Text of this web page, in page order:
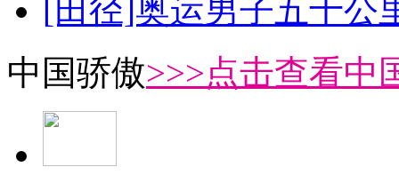
[田径]奥运男子五十公
中国骄傲>>>点击查看中